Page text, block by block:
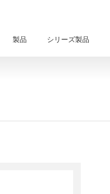
製品 シリーズ製品